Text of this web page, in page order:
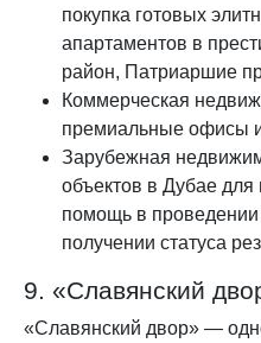
покупка готовых
апартаментов в
район, Патриаршие
Коммерческая
премиальные офисы и
Зарубежная
объектов в Дубае для
помощь в проведении
получении статуса
9. «Славянский
«Славянский двор» —